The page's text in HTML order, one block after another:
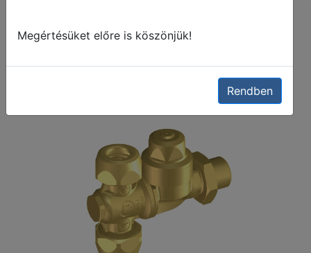
Megértésüket előre is köszönjük!
Rendben